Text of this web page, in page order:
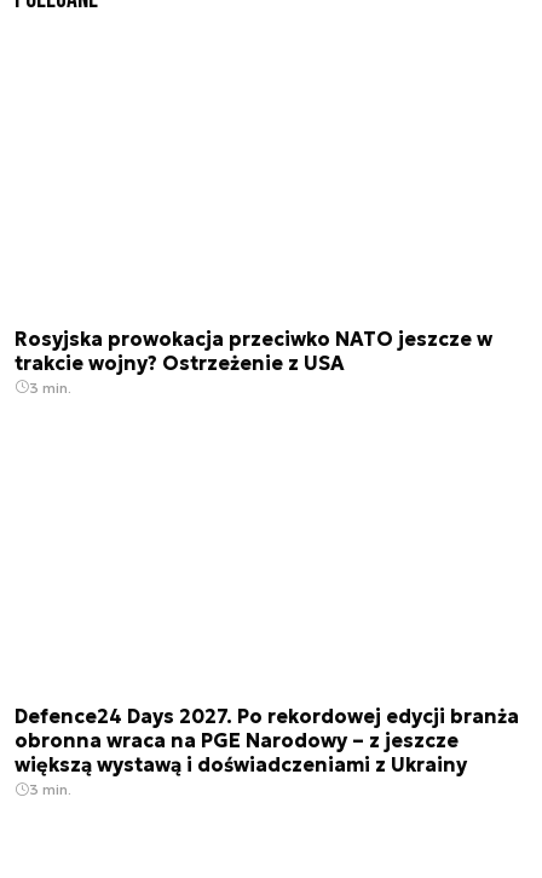
Rosyjska prowokacja przeciwko NATO jeszcze w
trakcie wojny? Ostrzeżenie z USA
3 min.
Defence24 Days 2027. Po rekordowej edycji branża
obronna wraca na PGE Narodowy – z jeszcze
większą wystawą i doświadczeniami z Ukrainy
3 min.